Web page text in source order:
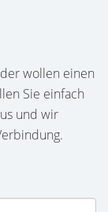
wollen einen
Sie einfach
und wir